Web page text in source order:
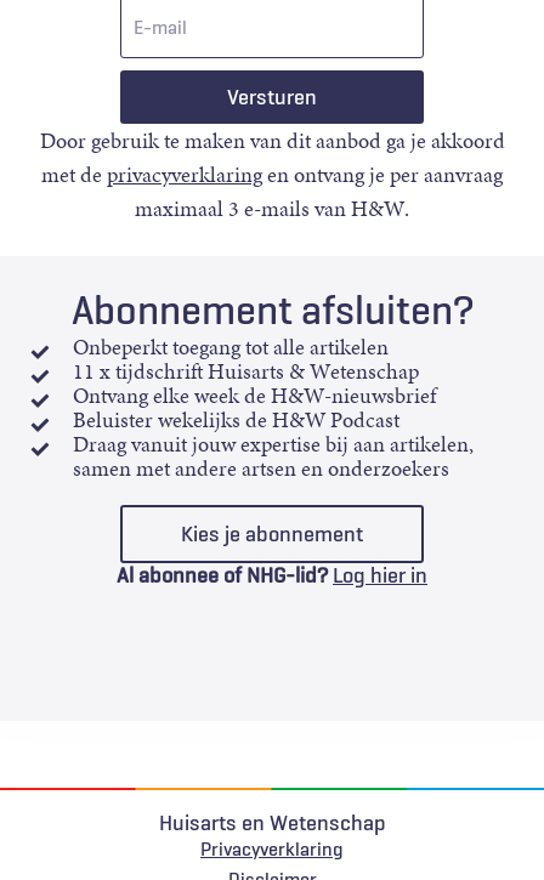
Door gebruik te maken van dit aanbod ga je akkoord
met deprivacyverklaringen ontvang je per aanvraag
maximaal 3 e-mails van H&W.
Abonnement afsluiten?
Onbeperkt toegang tot alle artikelen
11 x tijdschrift Huisarts & Wetenschap
Ontvang elke week de H&W-nieuwsbrief
Beluister wekelijks de H&W Podcast
Draag vanuit jouw expertise bij aan artikelen,
samen met andere artsen en onderzoekers
Kies je abonnement
Al abonnee of NHG-lid? Log hier in
Huisarts en Wetenschap
Privacyverklaring